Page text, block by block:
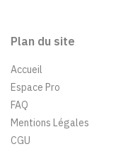
Plan du site
Accueil
Espace Pro
FAQ
Mentions Légales
CGU